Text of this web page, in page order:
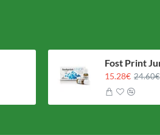
Fost Print
15.28€ 24.60€